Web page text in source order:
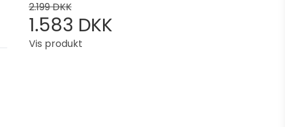
2.199 DKK
1.583 DKK
Vis produkt